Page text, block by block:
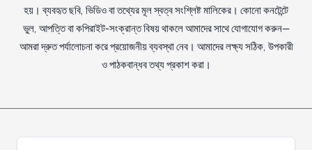
হয়। ব্যবহৃত ছবি, ভিডিও বা তথ্যের মূল স্বত্ব সংশ্লিষ্ট মালিকের। কোনো কনটেন্টে
ভুল, আপত্তি বা কপিরাইট-সংক্রান্ত বিষয় থাকলে আমাদের সাথে যোগাযোগ করুন—
আমরা দ্রুত পর্যালোচনা করে প্রয়োজনীয় ব্যবস্থা নেব। আমাদের লক্ষ্য সঠিক, উপকারী
ও পাঠকবান্ধব তথ্য প্রকাশ করা।